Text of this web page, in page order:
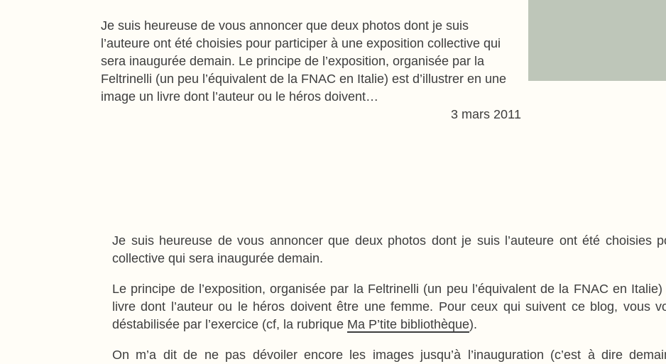
Je suis heureuse de vous annoncer que deux photos dont je suis
l’auteure ont été choisies pour participer à une exposition collective qui
sera inaugurée demain. Le principe de l’exposition, organisée par la
Feltrinelli (un peu l’équivalent de la FNAC en Italie) est d’illustrer en une
image un livre dont l’auteur ou le héros doivent…
3 mars 2011
Je suis heureuse de vous annoncer que deux photos dont je suis l’auteure ont été choisies
collective qui sera inaugurée demain.
Le principe de l’exposition, organisée par la Feltrinelli (un peu l’équivalent de la FNAC en
livre dont l’auteur ou le héros doivent être une femme. Pour ceux qui suivent ce blog, vous
déstabilisée par l’exercice (cf, la rubrique Ma P’tite bibliothèque).
On m’a dit de ne pas dévoiler encore les images jusqu’à l’inauguration (c’est à dire